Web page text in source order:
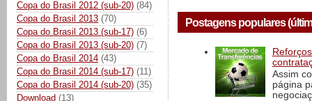
Copa do Brasil 2012 (sub-20) (84)
Copa do Brasil 2013 (70)
Copa do Brasil 2013 (sub-17) (6)
Copa do Brasil 2013 (sub-20) (7)
Copa do Brasil 2014 (43)
Copa do Brasil 2014 (sub-17) (11)
Copa do Brasil 2014 (sub-20) (35)
Download (13)
Postagens populares
Assim
página